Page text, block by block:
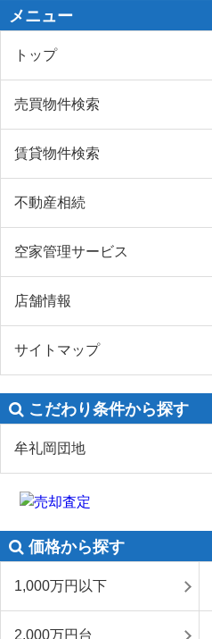
メニュー
トップ
売買物件検索
賃貸物件検索
不動産相続
空家管理サービス
店舗情報
サイトマップ
こだわり条件から探す
牟礼岡団地
価格から探す
1,000万円以下
2,000万円台